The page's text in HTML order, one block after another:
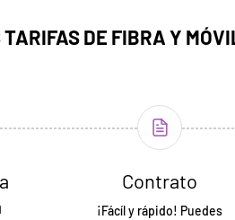
DE FIBRA Y
Contrato
¡Fácíl y rápido! Puedes